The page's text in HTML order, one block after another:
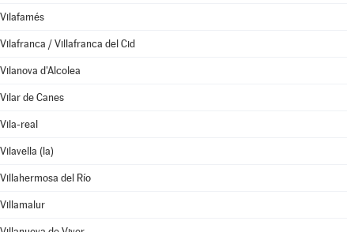
Vilafamés
Vilafranca / Villafranca del Cid
Vilanova d'Alcolea
Vilar de Canes
Vila-real
Vilavella (la)
Villahermosa del Río
Villamalur